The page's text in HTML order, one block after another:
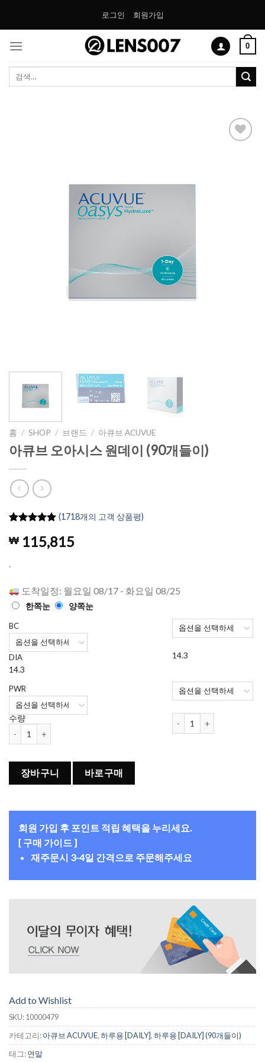
로그인 회원가입
0
색:
홈 / SHOP / 브랜드 / 아큐브 ACUVUE
아큐브 오아시스 원데이 (90개들이)
고객 평가
를 기준으
점에
(1718개의 고객 상품평)
₩ 115,815
.
도착일정: 월요일 08/17 - 화요일 08/25
한쪽눈 양쪽눈
BC
DIA
14.3
PWR
수량
14.3
장바구니 바로구매
회원 가입 후 포인트 적립 혜택을 누리세요.
[ 구매 가이드 ]
재주문시 3-4일 간격으로 주문해주세요
Add to Wishlist
SKU:10000479
카테고리:아큐브 ACUVUE,하루용 [DAILY],하루용 [DAILY] (90개들이)
태그:연말